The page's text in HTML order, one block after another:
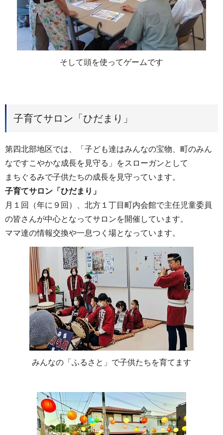
そして頭を使ってゲームです
子育てサロン「ひだまり」
第四北部地区では、「子ども達はみんなの宝物、町のみん
なですこやかな成長を見守る」をスローガンとして
まちぐるみで子供たちの成長を見守っています。
子育てサロン「ひだまり」
月１回（年に９回）、北方１丁目町内会館で主任児童委員
の皆さんが中心となってサロンを開催しています。
ママ達の情報交換や一息つく場となっています。
みんなの「ふるさと」で子供たちを育てます